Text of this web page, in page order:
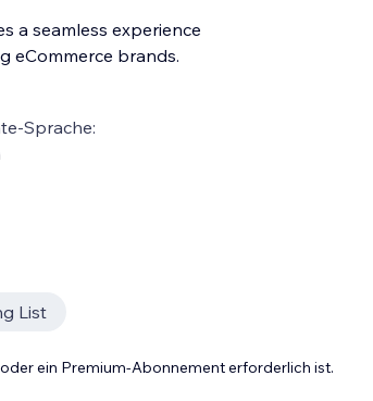
a seamless experience
eCommerce brands.
Sprache:
List
ein Premium-Abonnement erforderlich ist.